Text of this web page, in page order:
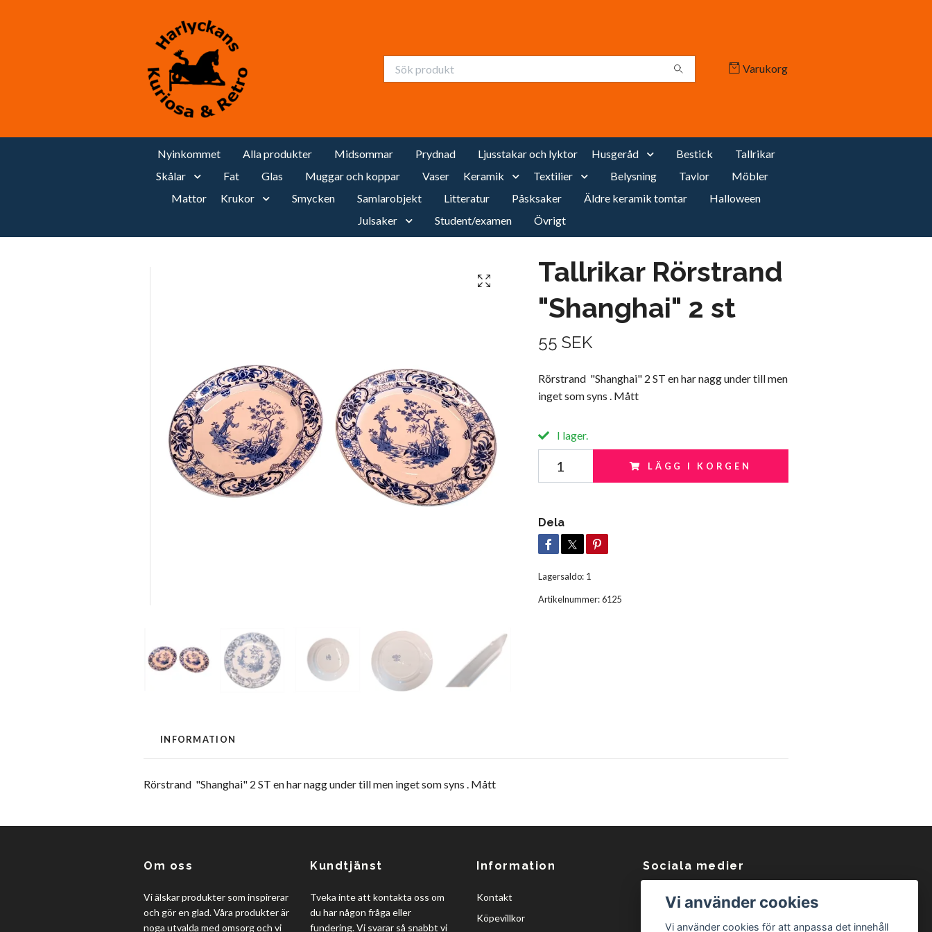
Varukorg
Nyinkommet Alla produkter Midsommar Prydnad Ljusstakar och lyktor Husgeråd Bestick
Tallrikar
Skålar
Fat Glas Muggar och koppar Vaser Keramik Textilier Belysning Tavlor
Möbler
Mattor
Krukor Smycken Samlarobjekt Litteratur Påsksaker Äldre keramik tomtar
Halloween
Julsaker
Student/examen Övrigt
Tallrikar Rörstrand
"Shanghai" 2 st
55 SEK
Rörstrand "Shanghai" 2 ST en har nagg under till men
inget som syns . Mått
I lager.
LÄGG I KORGEN
Dela
Lagersaldo: 1
Artikelnummer:6125
INFORMATION
Rörstrand "Shanghai" 2 ST en har nagg under till men inget som syns . Mått
Om oss
Vi älskar produkter som inspirerar
och gör en glad. Våra produkter är
noga utvalda med omsorg och vi
Kundtjänst
Tveka inte att kontakta oss om
du har någon fråga eller
fundering. Vi svarar så snabbt vi
Information
Kontakt
Köpevillkor
Sociala medier
Facebook
Vi använder cookies
Vi använder cookies för att anpassa det innehåll